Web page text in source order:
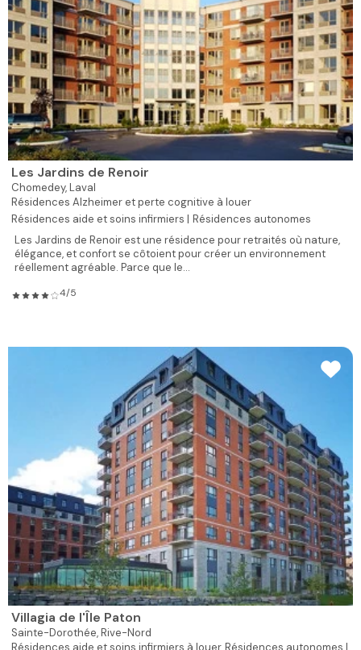
Les Jardins de Renoir
Chomedey,Laval
Résidences Alzheimer et perte cognitive à louer
Résidences aide et soins infirmiers | Résidences autonomes
Les Jardins de Renoir est une résidence pour retraités où nature,
élégance, et confort se côtoient pour créer un environnement
réellement agréable. Parce que le...
4/5
Villagia de l'Île Paton
Sainte-Dorothée,Rive-Nord